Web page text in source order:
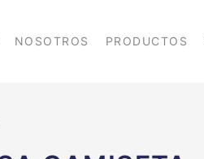
NOSOTROS PRODUCTOS